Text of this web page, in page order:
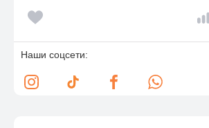
Наши соцсети: